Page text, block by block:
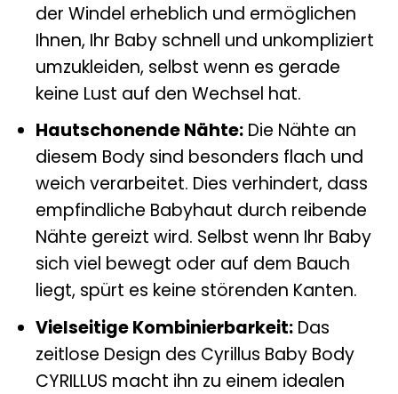
der Windel erheblich und ermöglichen
Ihnen, Ihr Baby schnell und unkompliziert
umzukleiden, selbst wenn es gerade
keine Lust auf den Wechsel hat.
Hautschonende Nähte:Die Nähte an
diesem Body sind besonders flach und
weich verarbeitet. Dies verhindert, dass
empfindliche Babyhaut durch reibende
Nähte gereizt wird. Selbst wenn Ihr Baby
sich viel bewegt oder auf dem Bauch
liegt, spürt es keine störenden Kanten.
Vielseitige Kombinierbarkeit:Das
zeitlose Design des Cyrillus Baby Body
CYRILLUS macht ihn zu einem idealen